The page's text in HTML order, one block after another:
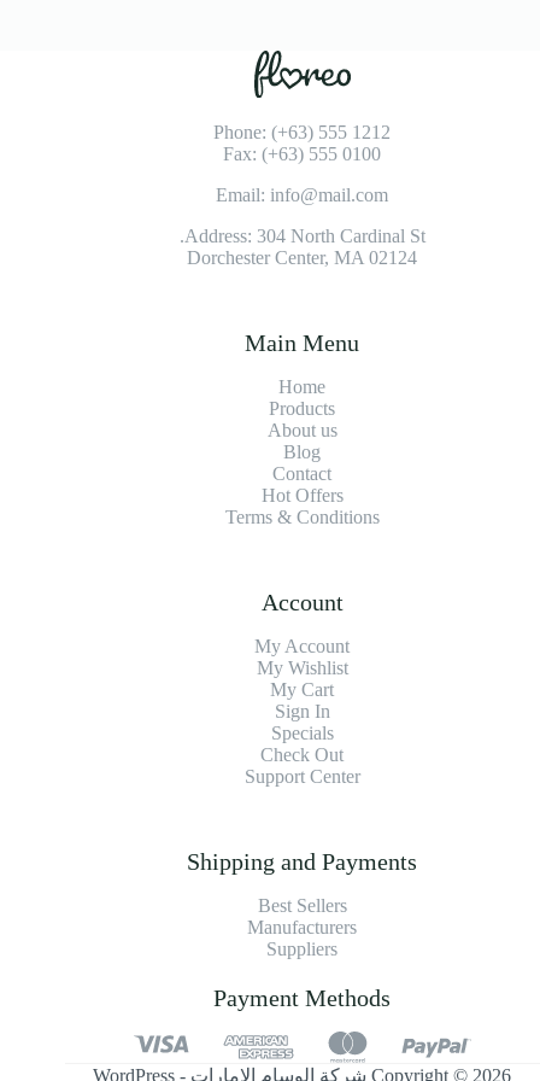
Phone: (+63) 555 1212
Fax: (+63) 555 0100
Email: info@mail.com
Address: 304 North Cardinal St.
Dorchester Center, MA 02124
Main Menu
Home
Products
About us
Blog
Contact
Hot Offers
Terms & Conditions
Account
My Account
My Wishlist
My Cart
Sign In
Specials
Check Out
Support Center
Shipping and Payments
Best Sellers
Manufacturers
Suppliers
Payment Methods
Copyright © 2026 شركة الوسام الإمارات - WordPress